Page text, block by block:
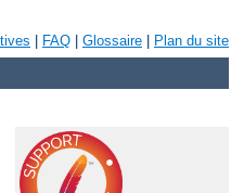
FAQ Glossaire Plan du site